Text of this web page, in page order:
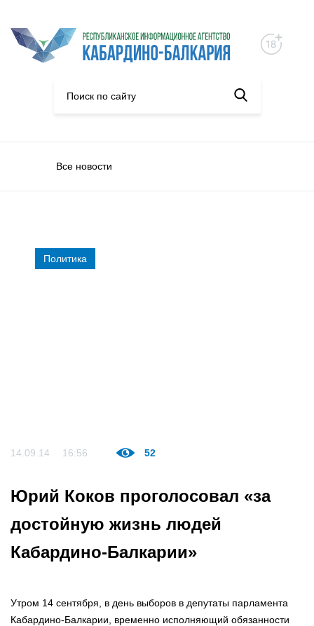
Все новости
Политика
14.09.14 16:56 52
Юрий Коков проголосовал «за
достойную жизнь людей
Кабардино-Балкарии»
Утром 14 сентября, в день выборов в депутаты парламента
Кабардино-Балкарии, временно исполняющий обязанности